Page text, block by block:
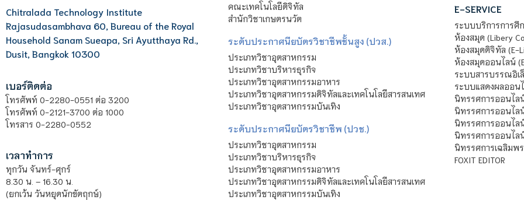
Chitralada Technology Institute
Rajasudasambhava 60, Bureau of the Royal
Household Sanam Sueapa, Sri Ayutthaya Rd.,
Dusit, Bangkok 10300
เบอร์ติดต่อ
โทรศัพท์ 0-2280-0551 ต่อ 3200
โทรศัพท์ 0-2121-3700 ต่อ 1000
โทรสาร 0-2280-0552
เวลาทำการ
ทุกวัน จันทร์-ศุกร์
8.30 น. – 16.30 น.
(ยกเว้น วันหยุดนักขัตฤกษ์)
คณะเทคโนโลยีดิจิทัล
สำนักวิชาเกษตรนวัต
ระดับประกาศนียบัตรวิชาชีพชั้นสูง (ปวส.)
ประเภทวิชาอุตสาหกรรม
ประเภทวิชาบริหารธุรกิจ
ประเภทวิชาอุตสาหกรรมอาหาร
ประเภทวิชาอุตสาหกรรมดิจิทัลและเทคโนโลยีสารสนเทศ
ประเภทวิชาอุตสาหกรรมบันเทิง
ระดับประกาศนียบัตรวิชาชีพ (ปวช.)
ประเภทวิชาอุตสาหกรรม
ประเภทวิชาบริหารธุรกิจ
ประเภทวิชาอุตสาหกรรมอาหาร
ประเภทวิชาอุตสาหกรรมดิจิทัลและเทคโนโลยีสารสนเทศ
ประเภทวิชาอุตสาหกรรมบันเทิง
E-SERVICE
ระบบบริการการศึก
ห้องสมุด (Libery
ห้องสมุดดิจิทัล (E-
ห้องสมุดออนไลน์
ระบบสารบรรณอิเ
ระบบแสดงผลออน
นิทรรศการออนไล
นิทรรศการออนไล
นิทรรศการออนไล
นิทรรศการออนไล
นิทรรศการเฉลิมพ
FOXIT EDITOR